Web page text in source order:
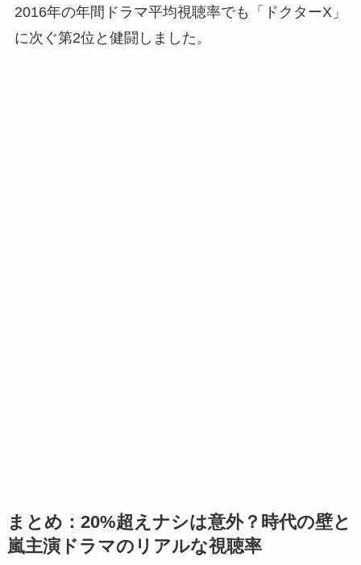
2016年の年間ドラマ平均視聴率でも「ドクターX」
に次ぐ第2位と健闘しました。
まとめ：20%超えナシは意外？時代の壁と
嵐主演ドラマのリアルな視聴率